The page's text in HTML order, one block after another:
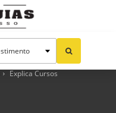
Explica Cursos